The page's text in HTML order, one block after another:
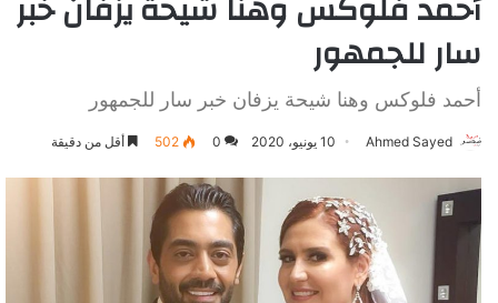
سار للجمهور
أحمد فلوكس وهنا شيحة يزفان خبر سار للجمهور
Ahmed Sayed 10 يونيو، 2020 0
502 أقل من دقيقة